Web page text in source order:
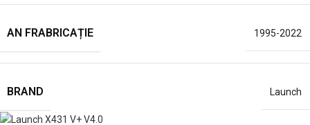
AN FRABRICAȚIE 1995-2022
BRAND Launch